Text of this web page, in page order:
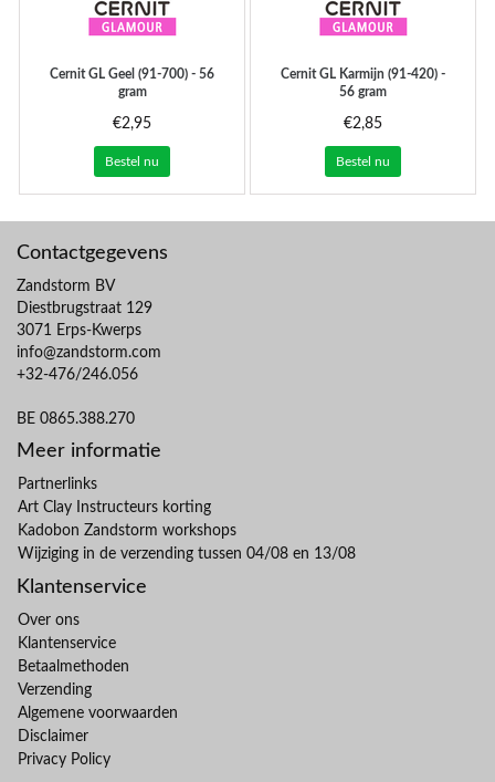
CernitGL Geel (91-700) - 56
gram
€2,95
Bestel nu
CernitGL Karmijn (91-420) -
56 gram
€2,85
Bestel nu
Contactgegevens
Zandstorm BV
Diestbrugstraat 129
3071 Erps-Kwerps
info@zandstorm.com
+32-476/246.056
BE 0865.388.270
Meer informatie
Partnerlinks
Art Clay Instructeurs korting
Kadobon Zandstorm workshops
Wijziging in de verzending tussen 04/08 en 13/08
Klantenservice
Over ons
Klantenservice
Betaalmethoden
Verzending
Algemene voorwaarden
Disclaimer
Privacy Policy